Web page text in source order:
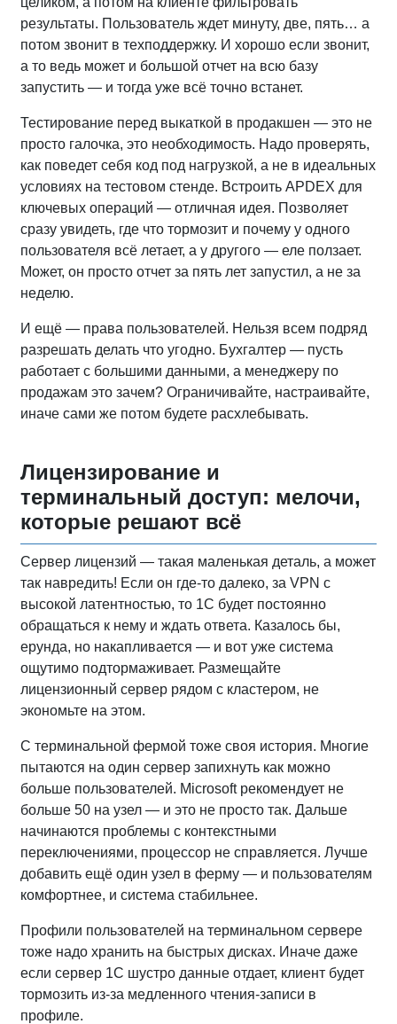
результаты. Пользователь ждет минуту, две, пять… а
потом звонит в техподдержку. И хорошо если звонит,
а то ведь может и большой отчет на всю базу
запустить — и тогда уже всё точно встанет.
Тестирование перед выкаткой в продакшен — это не
просто галочка, это необходимость. Надо проверять,
как поведет себя код под нагрузкой, а не в идеальных
условиях на тестовом стенде. Встроить APDEX для
ключевых операций — отличная идея. Позволяет
сразу увидеть, где что тормозит и почему у одного
пользователя всё летает, а у другого — еле ползает.
Может, он просто отчет за пять лет запустил, а не за
неделю.
И ещё — права пользователей. Нельзя всем подряд
разрешать делать что угодно. Бухгалтер — пусть
работает с большими данными, а менеджеру по
продажам это зачем? Ограничивайте, настраивайте,
иначе сами же потом будете расхлебывать.
Лицензирование и
терминальный доступ: мелочи,
которые решают всё
Сервер лицензий — такая маленькая деталь, а может
так навредить! Если он где-то далеко, за VPN с
высокой латентностью, то 1С будет постоянно
обращаться к нему и ждать ответа. Казалось бы,
ерунда, но накапливается — и вот уже система
ощутимо подтормаживает. Размещайте
лицензионный сервер рядом с кластером, не
экономьте на этом.
С терминальной фермой тоже своя история. Многие
пытаются на один сервер запихнуть как можно
больше пользователей. Microsoft рекомендует не
больше 50 на узел — и это не просто так. Дальше
начинаются проблемы с контекстными
переключениями, процессор не справляется. Лучше
добавить ещё один узел в ферму — и пользователям
комфортнее, и система стабильнее.
Профили пользователей на терминальном сервере
тоже надо хранить на быстрых дисках. Иначе даже
если сервер 1С шустро данные отдает, клиент будет
тормозить из-за медленного чтения-записи в
профиле.